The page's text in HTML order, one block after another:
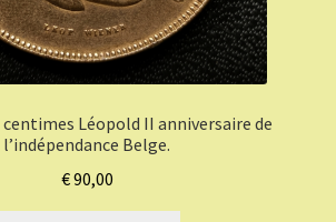
centimes Léopold II anniversaire de
l’indépendance Belge.
€90,00